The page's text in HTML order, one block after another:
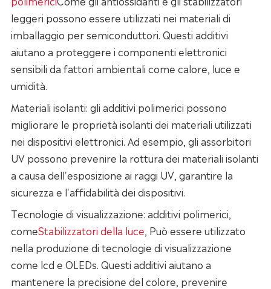
leggeri possono essere utilizzati nei materiali di
imballaggio per semiconduttori. Questi additivi
aiutano a proteggere i componenti elettronici
sensibili da fattori ambientali come calore, luce e
umidità.
Materiali isolanti: gli additivi polimerici possono
migliorare le proprietà isolanti dei materiali utilizzati
nei dispositivi elettronici. Ad esempio, gli assorbitori
UV possono prevenire la rottura dei materiali isolanti
a causa dell'esposizione ai raggi UV, garantire la
sicurezza e l'affidabilità dei dispositivi.
Tecnologie di visualizzazione: additivi polimerici,
comeStabilizzatori della luce, Può essere utilizzato
nella produzione di tecnologie di visualizzazione
come lcd e OLEDs. Questi additivi aiutano a
mantenere la precisione del colore, prevenire